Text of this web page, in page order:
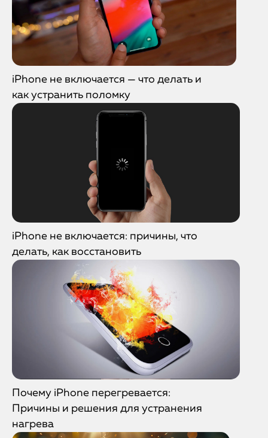
iPhone не включается — что делать и
как устранить поломку
iPhone не включается: причины, что
делать, как восстановить
Почему iPhone перегревается:
Причины и решения для устранения
нагрева